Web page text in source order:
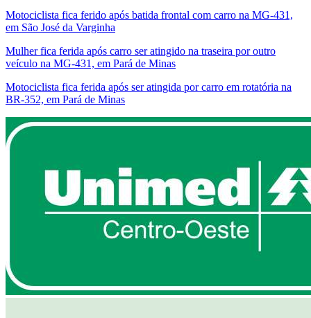
Motociclista fica ferido após batida frontal com carro na MG-431,
em São José da Varginha
Mulher fica ferida após carro ser atingido na traseira por outro
veículo na MG-431, em Pará de Minas
Motociclista fica ferida após ser atingida por carro em rotatória na
BR-352, em Pará de Minas